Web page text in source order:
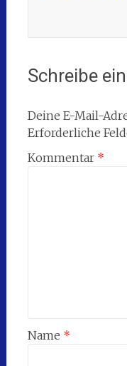
Schreibe
Deine E-Mail-
Erforderliche
Kommentar *
Name *